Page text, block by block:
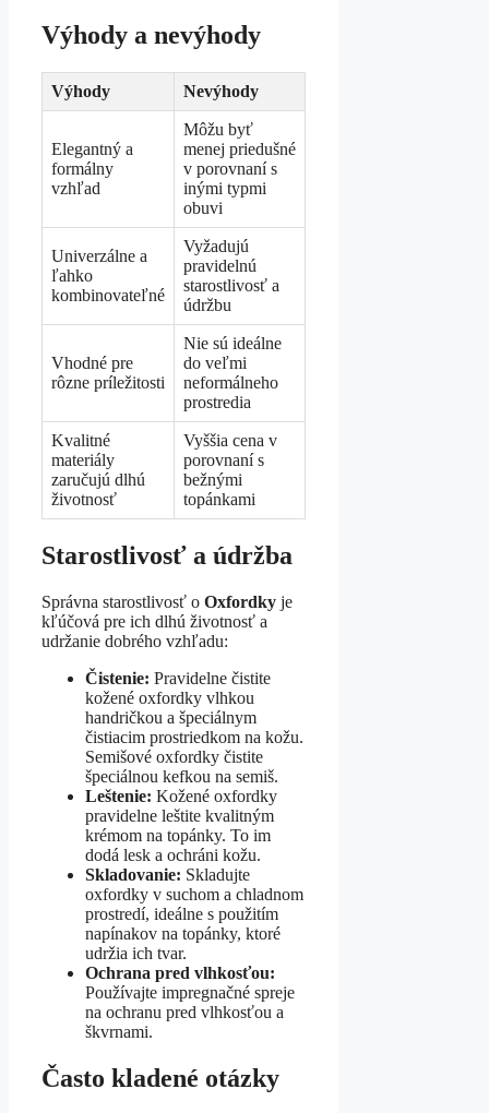
Výhody a nevýhody
Výhody Nevýhody
Elegantný a
formálny
vzhľad
Môžu byť
menej priedušné
v porovnaní s
inými typmi
obuvi
Univerzálne a
ľahko
kombinovateľné
Vyžadujú
pravidelnú
starostlivosť a
údržbu
Vhodné pre
rôzne príležitosti
Nie sú ideálne
do veľmi
neformálneho
prostredia
Kvalitné
materiály
zaručujú dlhú
životnosť
Vyššia cena v
porovnaní s
bežnými
topánkami
Starostlivosť a údržba
Správna starostlivosť o Oxfordky je
kľúčová pre ich dlhú životnosť a
udržanie dobrého vzhľadu:
Čistenie: Pravidelne čistite
kožené oxfordky vlhkou
handričkou a špeciálnym
čistiacim prostriedkom na kožu.
Semišové oxfordky čistite
špeciálnou kefkou na semiš.
Leštenie: Kožené oxfordky
pravidelne leštite kvalitným
krémom na topánky. To im
dodá lesk a ochráni kožu.
Skladovanie: Skladujte
oxfordky v suchom a chladnom
prostredí, ideálne s použitím
napínakov na topánky, ktoré
udržia ich tvar.
Ochrana pred vlhkosťou:
Používajte impregnačné spreje
na ochranu pred vlhkosťou a
škvrnami.
Často kladené otázky